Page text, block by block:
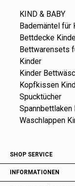
KIND & BABY
Bademäntel für
Bettdecke
Bettwarensets
Kinder
Kinder
Kopfkissen
Spucktücher
Spannbettlaken
Waschlappen
SHOP SERVICE
INFORMATIONEN